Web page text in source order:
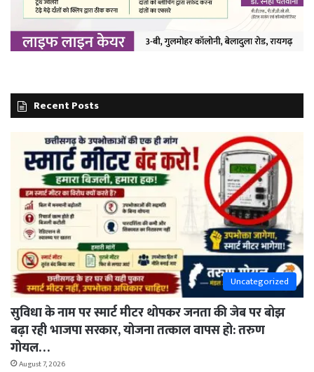
Recent Posts
Uncategorized
सुविधा के नाम पर स्मार्ट मीटर थोपकर जनता की जेब पर बोझ
बढ़ा रही भाजपा सरकार, योजना तत्काल वापस हो: तरुण
गोयल…
August 7, 2026